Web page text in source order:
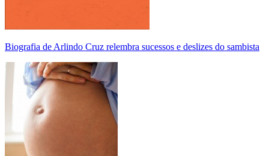
Biografia de Arlindo Cruz relembra sucessos e deslizes do sambista